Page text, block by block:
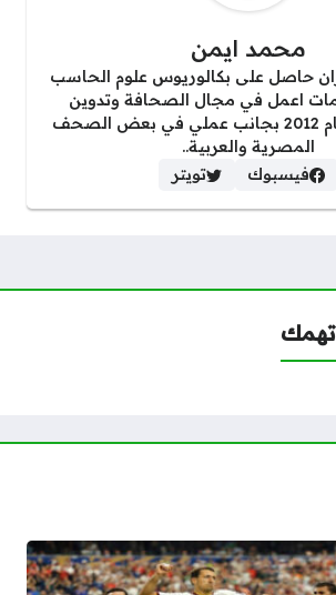
محمد ايمن
حاصل على بكالوريوس علوم الحاسب
اعمل في مجال الصحافة وتدوين
المحتوى منذ عام 2012 بجانب عملي في بعض الصحف
المصرية والعربية..
فيسبوك
تويتر